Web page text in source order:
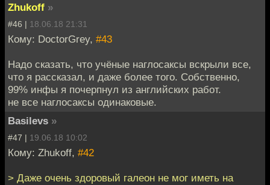
Zhukoff »
#46 | 18.06.18 21:31
Кому: DoctorGrey, #43
Надо сказать, что учёные наглосаксы вскрыли все,
что я рассказал, и даже более того. Собственно,
99% инфы я почерпнул из английских работ.
не все наглосаксы одинаковые.
Basilevs »
#47 | 19.06.18 10:02
Кому: Zhukoff, #42
> Даже очень здоровый галеон не мог иметь на